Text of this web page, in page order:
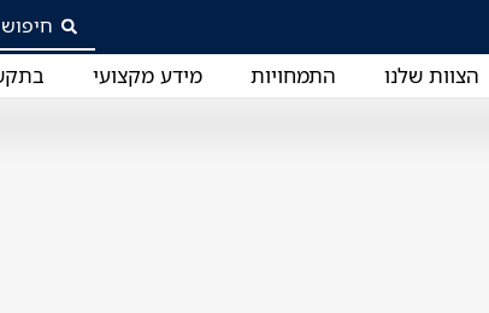
הצוות שלנו התמחויות מידע מקצועי